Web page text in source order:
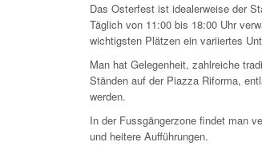
Das Osterfest ist idealerweise der
Täglich von 11:00 bis 18:00 Uhr
wichtigsten Plätzen ein variiertes
Man hat Gelegenheit, zahlreiche
Ständen auf der Piazza Riforma,
werden.
In der Fussgängerzone findet man
und heitere Aufführungen.